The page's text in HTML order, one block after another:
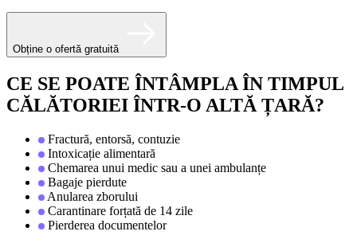
Obține o ofertă gratuită
CE SE POATE ÎNTÂMPLA ÎN TIMPUL
CĂLĂTORIEI ÎNTR-O ALTĂ ȚARĂ?
Fractură, entorsă, contuzie
Intoxicație alimentară
Chemarea unui medic sau a unei ambulanțe
Bagaje pierdute
Anularea zborului
Carantinare forțată de 14 zile
Pierderea documentelor